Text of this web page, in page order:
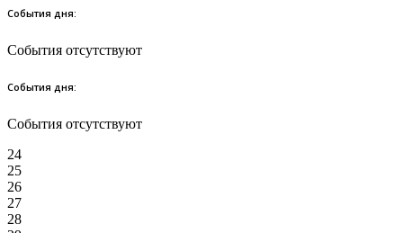
События дня:
События отсутствуют
События дня:
События отсутствуют
24
25
26
27
28